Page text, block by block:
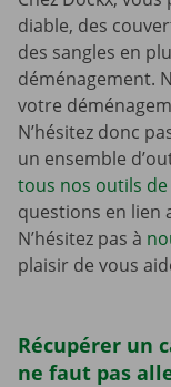
diable, des
des sangles en
déménagement.
votre
N’hésitez donc
un ensemble
tous nos outils
questions en lien
N’hésitez pas à
plaisir de vous
Récupérer un
ne faut pas